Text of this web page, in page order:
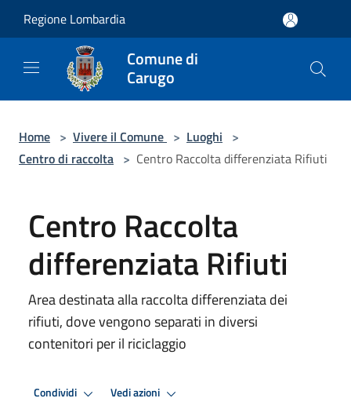
Regione Lombardia
Comune di
Carugo
Home > Vivere il Comune > Luoghi >
Centro di raccolta > Centro Raccolta differenziata Rifiuti
Centro Raccolta
differenziata Rifiuti
Area destinata alla raccolta differenziata dei
rifiuti, dove vengono separati in diversi
contenitori per il riciclaggio
Condividi Vedi azioni